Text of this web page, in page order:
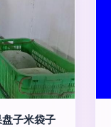
子米袋子